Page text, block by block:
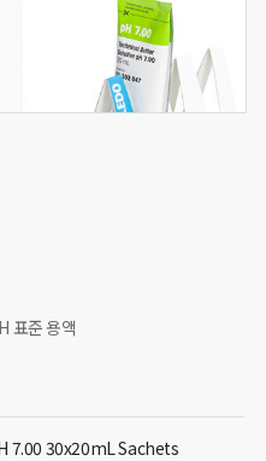
표준 용액
7.00 30x20mL Sachets